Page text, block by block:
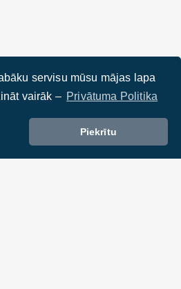
servisu mūsu mājas lapa
vairāk – Privātuma Politika
Piekrītu